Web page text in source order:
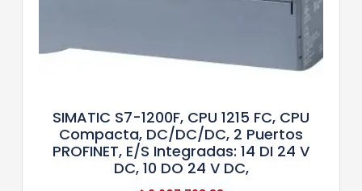
SIMATIC S7-1200F, CPU 1215 FC, CPU
Compacta, DC/DC/DC, 2 Puertos
PROFINET, E/S Integradas: 14 DI 24 V
DC, 10 DO 24 V DC,